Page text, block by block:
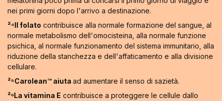
nei primi giorni dopo l'arrivo a destinazione.
²⁴Il folato contribuisce alla normale formazione del sangue, al
normale metabolismo dell'omocisteina, alla normale funzione
psichica, al normale funzionamento del sistema immunitario, alla
riduzione della stanchezza e dell'affaticamento e alla divisione
cellulare.
²⁵Carolean™️ aiuta ad aumentare il senso di sazietà.
²⁶La vitamina E contribuisce a proteggere le cellule dallo